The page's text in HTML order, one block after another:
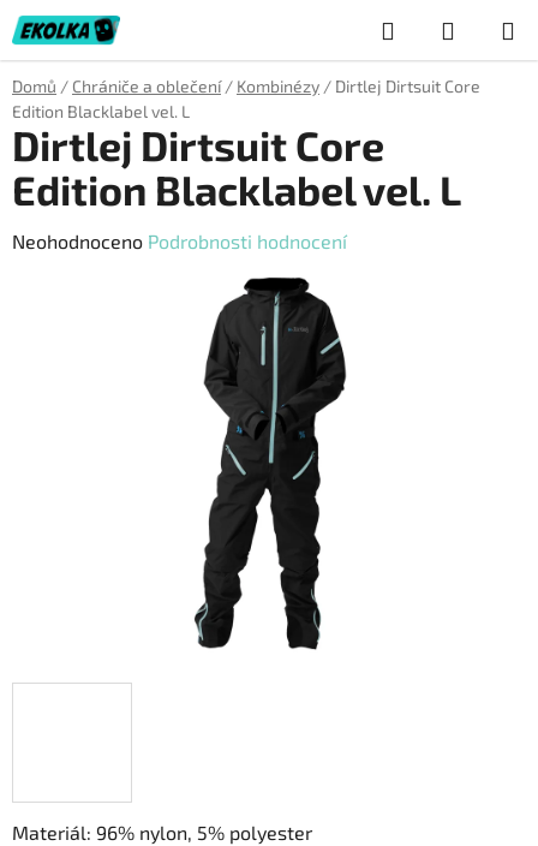
Přejít
na
obsah
Hledat
KOŠÍK
Domů / Chrániče a oblečení / Kombinézy / Dirtlej Dirtsuit Core
Edition Blacklabel vel. L
Materiál: 96% nylon, 5% polyester
Dirtlej Dirtsuit Core
Edition Blacklabel vel. L
Průměrné
Neohodnoceno Podrobnosti hodnocení